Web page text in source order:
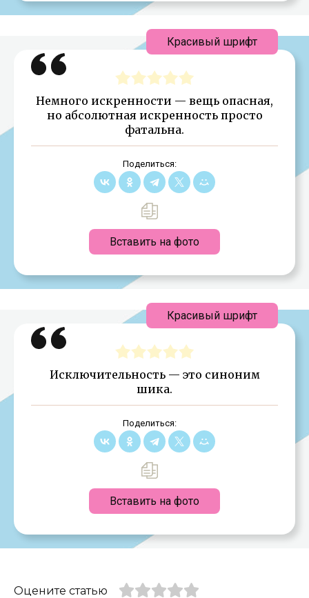
Немного искренности — вещь опасная,
но абсолютная искренность просто
фатальна.
Поделиться:
Вставить на фото
Красивый шрифт
Исключительность — это синоним
шика.
Поделиться:
Вставить на фото
Красивый шрифт
Оцените статью